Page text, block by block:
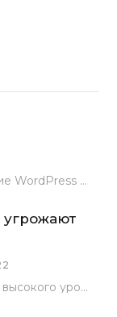
30 августа 2022 года вышло обновление WordPress под номером 6.0.2 . Эта версия доступна для скачивания с сайта wordpress.org…
угрожают
В WordPress объявили об уязвимостях высокого уровня, найденных основной командой разработчиков. В сообщении говорится, что…